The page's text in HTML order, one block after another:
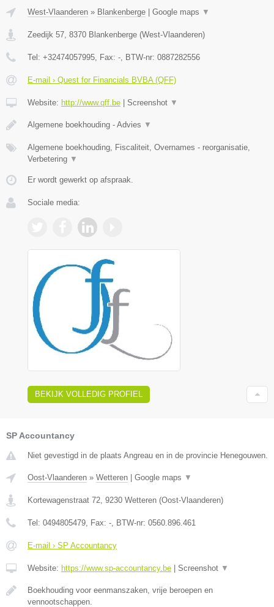
West-Vlaanderen » Blankenberge Google maps ▼
Zeedijk 57, 8370 Blankenberge (West-Vlaanderen)
Tel: +32474057995, Fax: -, BTW-nr: 0887282556
E-mail › Quest for Financials BVBA (QFF)
Website: http://www.qff.be Screenshot ▼
Algemene boekhouding - Advies ▼
Algemene boekhouding, Fiscaliteit, Overnames - reorganisatie,
Verbetering ▼
Er wordt gewerkt op afspraak.
Sociale media:
BEKIJK VOLLEDIG PROFIEL
SP Accountancy
Niet gevestigd in de plaats Angreau en in de provincie Henegouwen.
Oost-Vlaanderen » Wetteren Google maps ▼
Kortewagenstraat 72 9230 Wetteren (Oost-Vlaanderen)
Tel: 0494805479 , Fax: - , BTW-nr: 0560.896.461
E-mail › SP Accountancy
Website: https://www.sp-accountancy.be Screenshot ▼
Boekhouding voor eenmanszaken, vrije beroepen en
vennootschappen.